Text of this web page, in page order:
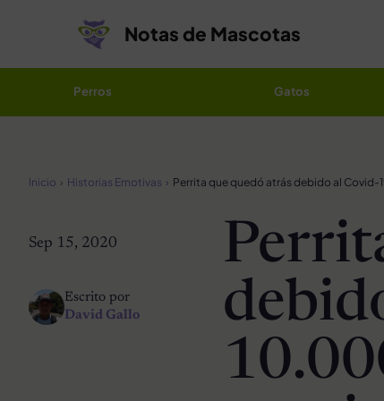
Notas de Mascotas
Perros Gatos
Inicio Historias Emotivas
Sep 15, 2020
Escrito por
David Gallo